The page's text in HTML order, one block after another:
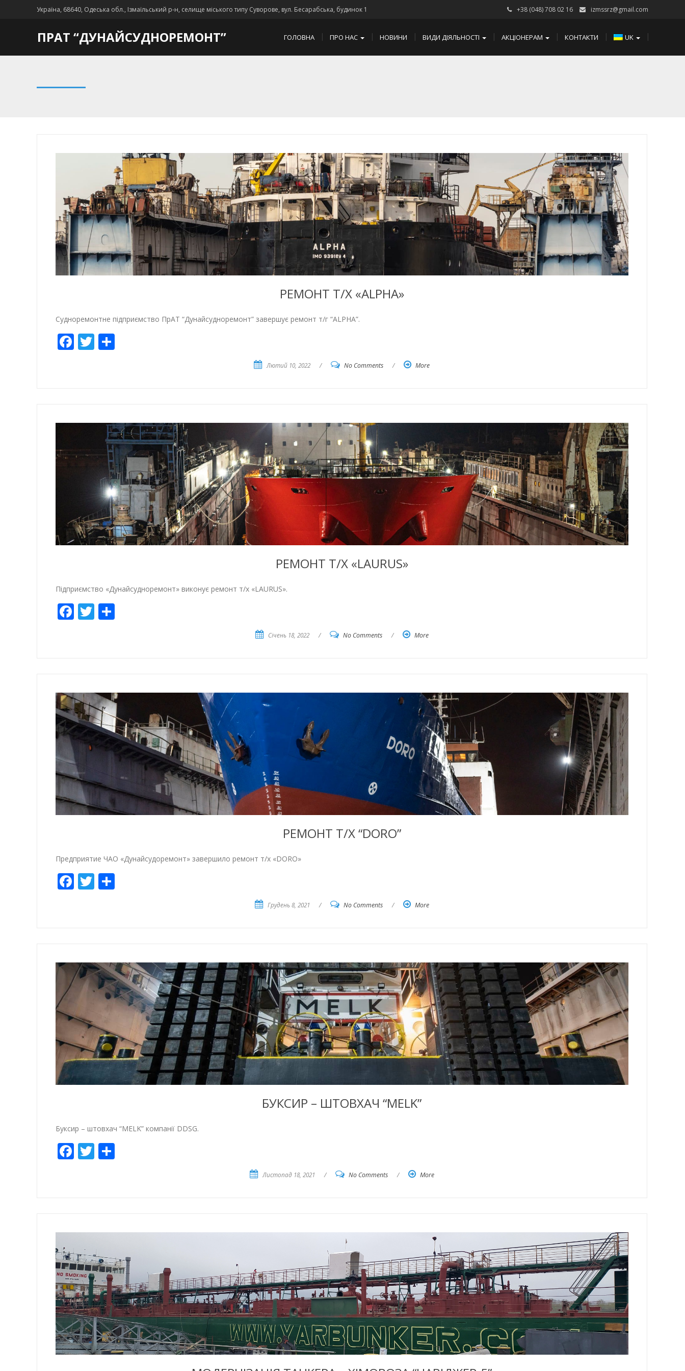
Україна, 68640, Одеська обл., Ізмаїльський р-н, селище міського типу Суворове, вул. Бесарабська, будинок 1 +38 (048) 708 02 16 izmssrz@gmail.com
ПРАТ “ДУНАЙСУДНОРЕМОНТ” ГОЛОВНА ПРО НАС НОВИНИ ВИДИ ДІЯЛЬНОСТІ АКЦІОНЕРАМ КОНТАКТИ UK
РЕМОНТ Т/Х «ALPHA»
Судноремонтне підприємство ПрАТ “Дунайсудноремонт” завершує ремонт т/г “ALPHA”.
Facebook
Twitter
Share
Лютий 10, 2022 / No Comments / More
РЕМОНТ Т/Х «LAURUS»
Підприємство «Дунайсудноремонт» виконує ремонт т/х «LAURUS».
Facebook
Twitter
Share
Січень 18, 2022 / No Comments / More
РЕМОНТ Т/Х “DORO”
Предприятие ЧАО «Дунайсудоремонт» завершило ремонт т/х «DORO»
Facebook
Twitter
Share
Грудень 8, 2021 / No Comments / More
БУКСИР – ШТОВХАЧ “MELK”
Буксир – штовхач “MELK” компанії DDSG.
Facebook
Twitter
Share
Листопад 18, 2021 / No Comments / More